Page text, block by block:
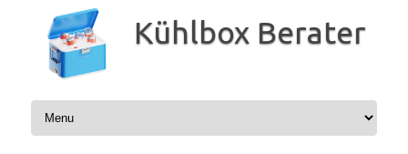
springen
Kühlbox Berater